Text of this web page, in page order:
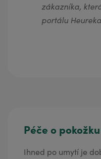
zákazníka,
portálu
Péče o
Ihned po umytí je